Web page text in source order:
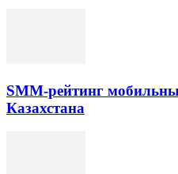
SMM-рейтинг
Казахстана